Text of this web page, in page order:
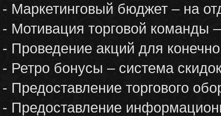
- Маркетинговый бюджет – на
- Мотивация торговой команды
- Проведение акций для
- Ретро бонусы – система
- Предоставление торгового
- Предоставление